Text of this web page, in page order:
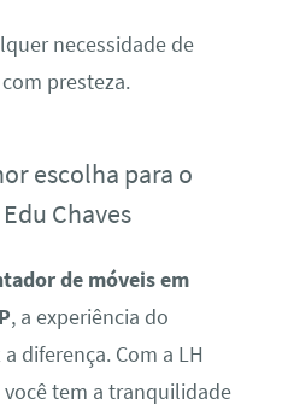
necessidade de
presteza.
escolha para o
Chaves
de móveis em
, a experiência do
diferença. Com a LH
você tem a tranquilidade